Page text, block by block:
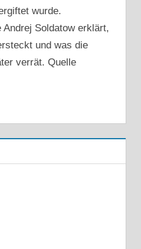
wurde.
Andrej Soldatow erklärt,
und was die
verrät. Quelle